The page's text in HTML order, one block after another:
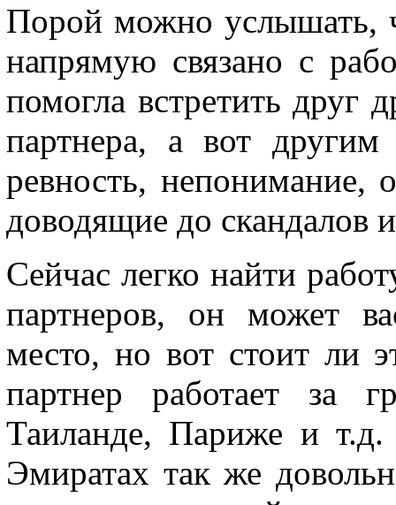
Порой можно услышать,
напрямую связано с
помогла встретить друг
партнера, а вот
ревность, непонимание,
доводящие до скандалов
Сейчас легко найти
партнеров, он может
место, но вот стоит ли
партнер работает за
Таиланде, Париже и
Эмиратах так же